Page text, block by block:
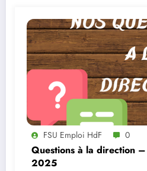
FSU Emploi HdF 0
Questions à la direction
2025